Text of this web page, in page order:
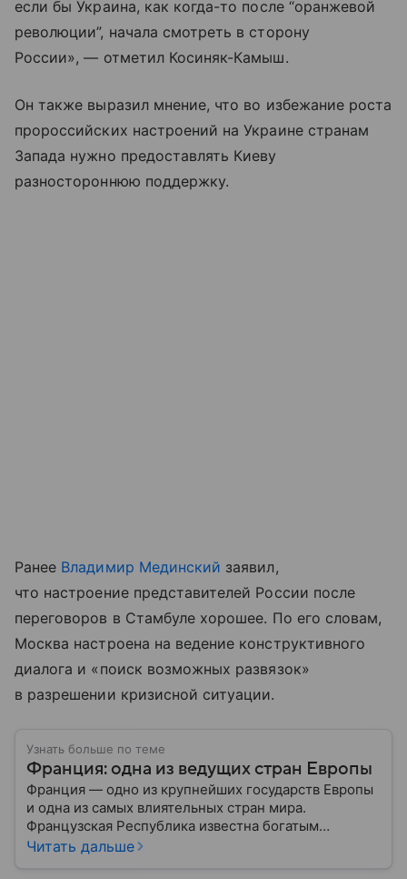
если бы Украина, как когда-то после “оранжевой
революции”, начала смотреть в сторону
России», — отметил Косиняк-Камыш.
Он также выразил мнение, что во избежание роста
пророссийских настроений на Украине странам
Запада нужно предоставлять Киеву
разностороннюю поддержку.
Ранее Владимир Мединский заявил,
что настроение представителей России после
переговоров в Стамбуле хорошее. По его словам,
Москва настроена на ведение конструктивного
диалога и «поиск возможных развязок»
в разрешении кризисной ситуации.
Узнать больше по теме
Франция: одна из ведущих стран Европы
Франция — одно из крупнейших государств Европы
и одна из самых влиятельных стран мира.
Французская Республика известна богатым
культурным наследием, развитой экономикой,
Читать дальше